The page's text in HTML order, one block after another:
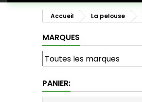
Accueil La pelouse
MARQUES
PANIER: